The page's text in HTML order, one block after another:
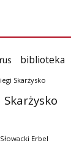
biblioteka
Skarżysko
Erbel